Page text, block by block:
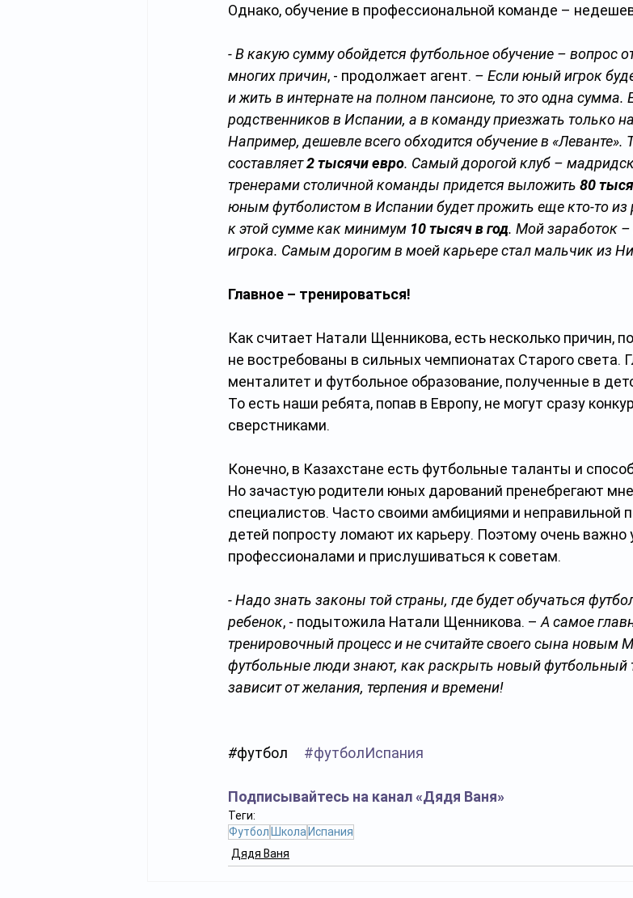
Однако, обучение в профессиональной команде –
- В какую сумму обойдется футбольное обучение – вопрос
многих причин, - продолжает агент. – Если юный игрок
и жить в интернате на полном пансионе, то это одна сумма.
родственников в Испании, а в команду приезжать только
Например, дешевле всего обходится обучение в
составляет 2 тысячи евро. Самый дорогой клуб –
тренерами столичной команды придется выложить 80
юным футболистом в Испании будет прожить еще кто-то из
к этой сумме как минимум 10 тысяч в год. Мой заработок
игрока. Самым дорогим в моей карьере стал мальчик из
Главное – тренироваться!
Как считает Натали Щенникова, есть несколько причин,
не востребованы в сильных чемпионатах Старого света.
менталитет и футбольное образование, полученные в
То есть наши ребята, попав в Европу, не могут сразу
сверстниками.
Конечно, в Казахстане есть футбольные таланты и
Но зачастую родители юных дарований пренебрегают
специалистов. Часто своими амбициями и неправильной
детей попросту ломают их карьеру. Поэтому очень важно
профессионалами и прислушиваться к советам.
- Надо знать законы той страны, где будет обучаться
ребенок, - подытожила Натали Щенникова. – А самое
тренировочный процесс и не считайте своего сына новым
футбольные люди знают, как раскрыть новый футбольный
зависит от желания, терпения и времени!
#футбол #футболИспания
Подписывайтесь на канал «Дядя Ваня»
Теги:
Футбол Школа Испания
Дядя Ваня